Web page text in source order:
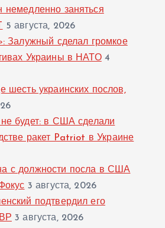
заняться
5 августа, 2026
Залужный сделал громкое
Украины в НАТО 4
шесть украинских послов,
будет: в США сделали
ракет Patriot в Украине
с должности посла в США
3 августа, 2026
подтвердил его
3 августа, 2026